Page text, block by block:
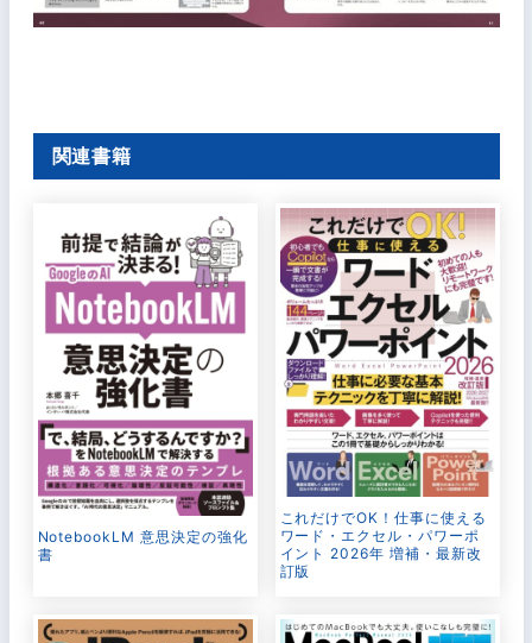
関連書籍
NotebookLM 意思決定の強化
書
これだけでOK！仕事に使える
ワード・エクセル・パワーポ
イント 2026年 増補・最新改
訂版